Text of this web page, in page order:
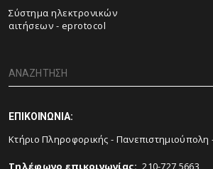
Σύστημα ηλεκτρονικών
αιτήσεων - eprotocol
ΕΠΙΚΟΙΝΩΝΙΑ:
Κτήριο Πληροφορικής - Πανεπιστημιούπολη -
Tηλέφωνο επικοινωνίας: 210-727 5663